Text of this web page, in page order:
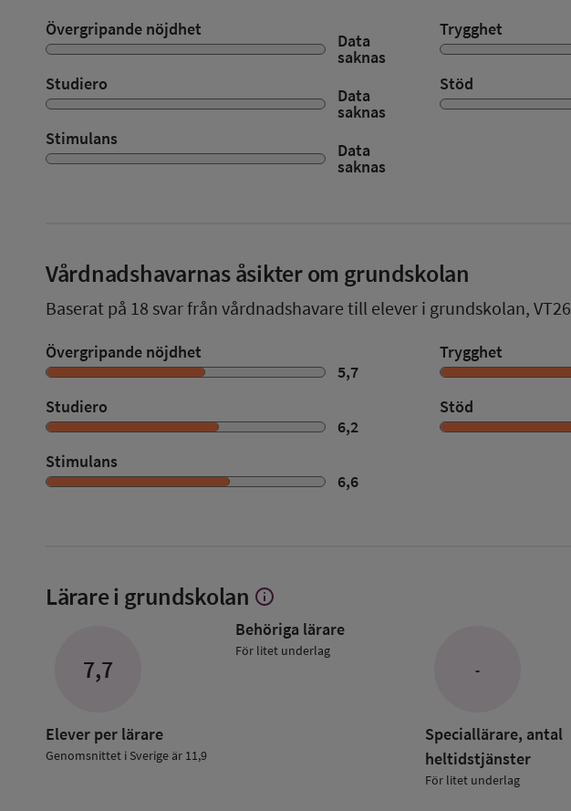
Övergripande nöjdhet
Data
saknas
Trygghet
Studiero
Data
saknas
Stöd
Stimulans
Data
saknas
Vårdnadshavarnas åsikter om grundskolan
Baserat på 18 svar från vårdnadshavare till elever i grundskolan, VT26
Övergripande nöjdhet
5,7
Trygghet
Studiero
6,2
Stöd
Stimulans
6,6
Lärare i grundskolan Visa
om
Lärare
info
7,7
Elever per lärare
Genomsnittet i Sverige är 11,9
Behöriga lärare
För litet underlag
-
Speciallärare, antal
heltidstjänster
För litet underlag